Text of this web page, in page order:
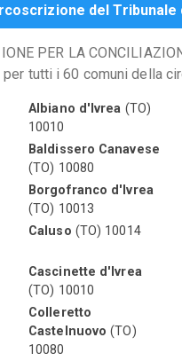
del Tribunale
PER LA
tutti i 60 comuni della
Albiano d'Ivrea (TO)
10010
Baldissero Canavese
(TO) 10080
Borgofranco d'Ivrea
(TO) 10013
Caluso (TO) 10014
Cascinette d'Ivrea
(TO) 10010
Colleretto
Castelnuovo (TO)
10080